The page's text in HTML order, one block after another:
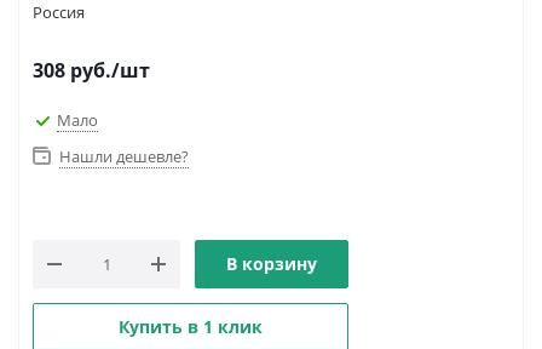
Россия
308 руб./шт
Мало
Нашли дешевле?
В корзину
Купить в 1 клик